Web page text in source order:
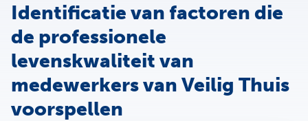
Identificatie van factoren die
de professionele
levenskwaliteit van
medewerkers van Veilig Thuis
voorspellen